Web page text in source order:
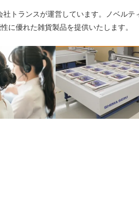
トランスが運営しています。ノベルテ
に優れた雑貨製品を提供いたします。